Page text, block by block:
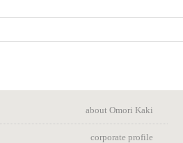
about Omori Kaki
corporate profile